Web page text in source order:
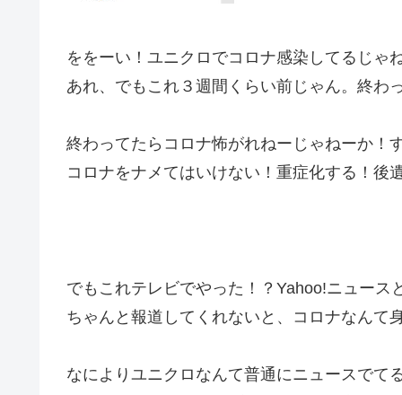
ををーい！ユニクロでコロナ感染してるじゃ
あれ、でもこれ３週間くらい前じゃん。終わ
終わってたらコロナ怖がれねーじゃねーか！
コロナをナメてはいけない！重症化する！後
でもこれテレビでやった！？Yahoo!ニュース
ちゃんと報道してくれないと、コロナなんて
なによりユニクロなんて普通にニュースでて